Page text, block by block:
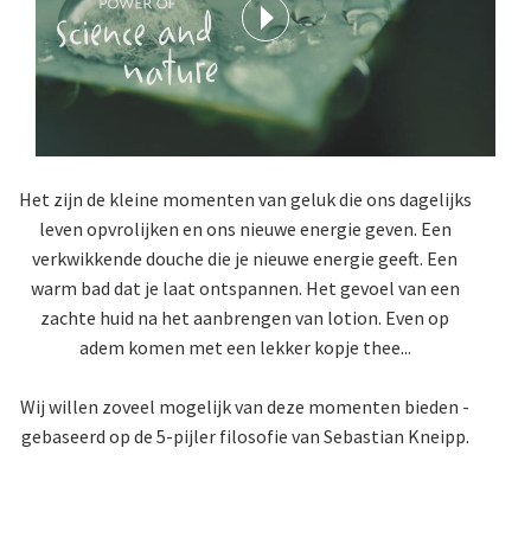
Het zijn de kleine momenten van geluk die ons dagelijks
leven opvrolijken en ons nieuwe energie geven. Een
verkwikkende douche die je nieuwe energie geeft. Een
warm bad dat je laat ontspannen. Het gevoel van een
zachte huid na het aanbrengen van lotion. Even op
adem komen met een lekker kopje thee...
Wij willen zoveel mogelijk van deze momenten bieden -
gebaseerd op de 5-pijler filosofie van Sebastian Kneipp.